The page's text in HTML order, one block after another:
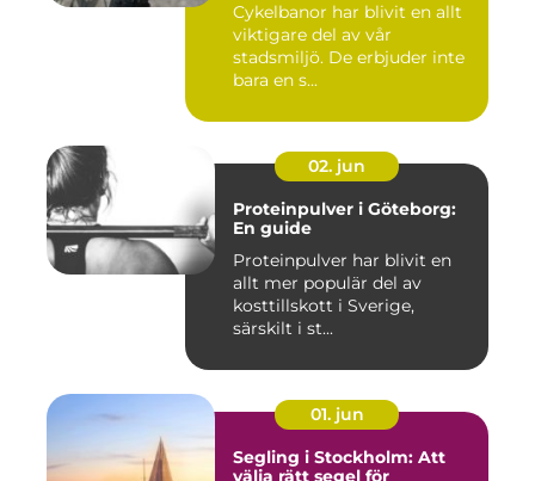
Cykelbanor har blivit en allt
viktigare del av vår
stadsmiljö. De erbjuder inte
bara en s...
02. jun
Proteinpulver i Göteborg:
En guide
Proteinpulver har blivit en
allt mer populär del av
kosttillskott i Sverige,
särskilt i st...
01. jun
Segling i Stockholm: Att
välja rätt segel för